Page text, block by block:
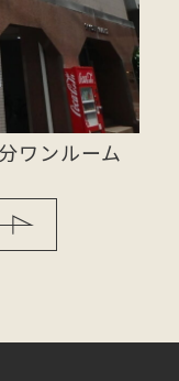
ワンルーム